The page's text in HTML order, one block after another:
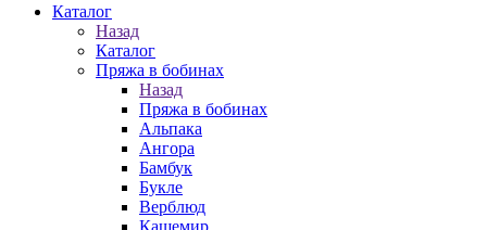
Каталог
Назад
Каталог
Пряжа в бобинах
Назад
Пряжа в бобинах
Альпака
Ангора
Бамбук
Букле
Верблюд
Кашемир